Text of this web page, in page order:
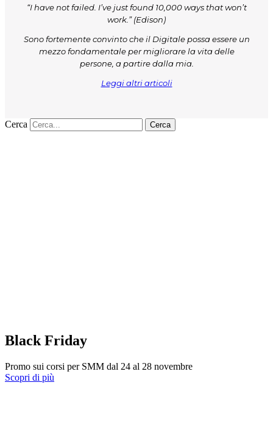
“I have not failed. I’ve just found 10,000 ways that won’t
work.” (Edison)
Sono fortemente convinto che il Digitale possa essere un
mezzo fondamentale per migliorare la vita delle
persone, a partire dalla mia.
Leggi altri articoli
Cerca Cerca
Black Friday
Promo sui corsi per SMM dal 24 al 28 novembre
Scopri di più